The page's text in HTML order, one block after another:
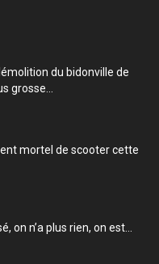
du bidonville de
grosse...
mortel de scooter cette
on n’a plus rien, on est...